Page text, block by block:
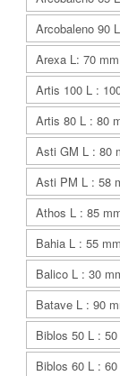
Arcobaleno 90
Arexa L: 70
Artis 100 L :
Artis 80 L : 80
Asti GM L : 80
Asti PM L : 58
Athos L : 85
Bahia L : 55
Balico L : 30
Batave L : 90
Biblos 50 L :
Biblos 60 L :